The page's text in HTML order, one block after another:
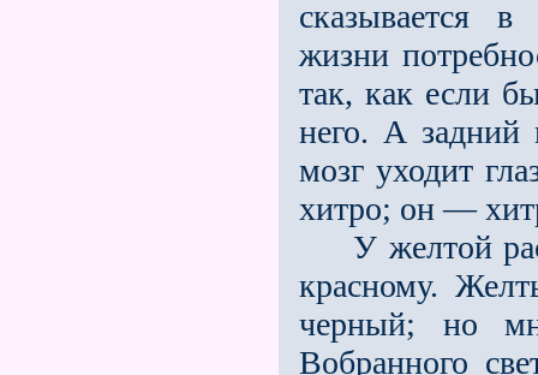
сказывается
жизни
так, как если
него. А задний
мозг уходит
хитро; он —
У желтой
красному.
черный; но
Вобранного